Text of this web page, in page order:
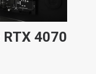
4070